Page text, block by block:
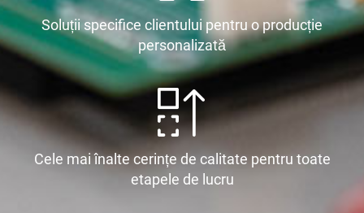
Soluții specifice clientului pentru o producție
personalizată
Cele mai înalte cerințe de calitate pentru toate
etapele de lucru